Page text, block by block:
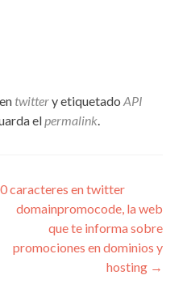
twittery etiquetado API
elpermalink.
caracteres en twitter
domainpromocode, la web
que te informa sobre
promociones en dominios y
hosting →